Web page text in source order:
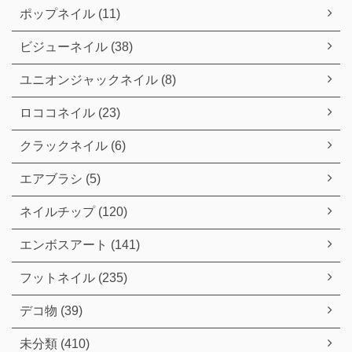
ポップネイル (11)
ビジューネイル (38)
ユニオンジャックネイル (8)
ロココネイル (23)
クラックネイル (6)
エアブラシ (5)
ネイルチップ (120)
エンボスアート (141)
フットネイル (235)
デコ物 (39)
未分類 (410)